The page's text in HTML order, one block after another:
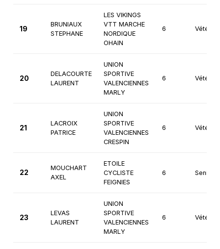
19
BRUNIAUX
STEPHANE
LES VIKINGS
VTT MARCHE
NORDIQUE
OHAIN
6
20
DELACOURTE
LAURENT
UNION
SPORTIVE
VALENCIENNES
MARLY
6
21
LACROIX
PATRICE
UNION
SPORTIVE
VALENCIENNES
CRESPIN
6
22
MOUCHART
AXEL
ETOILE
CYCLISTE
FEIGNIES
6 Seniors
23
LEVAS
LAURENT
UNION
SPORTIVE
VALENCIENNES
MARLY
6